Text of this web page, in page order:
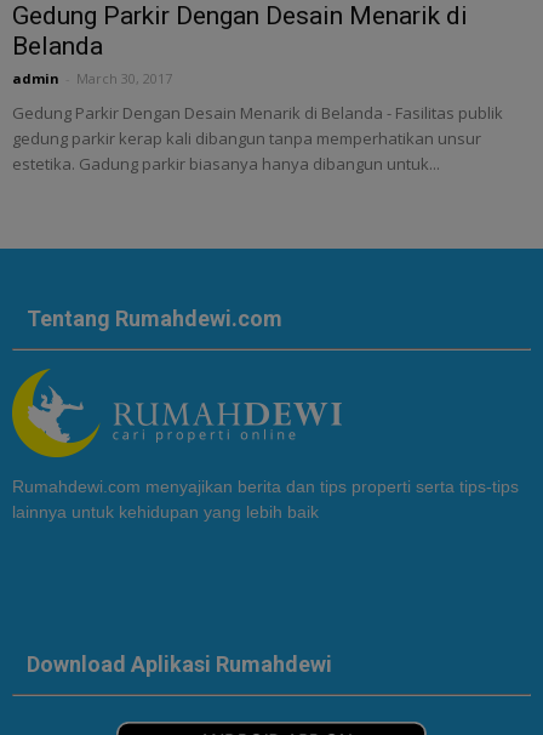
Gedung Parkir Dengan Desain Menarik di
Belanda
admin March 30, 2017
Gedung Parkir Dengan Desain Menarik di Belanda - Fasilitas publik
gedung parkir kerap kali dibangun tanpa memperhatikan unsur
estetika. Gadung parkir biasanya hanya dibangun untuk...
Tentang Rumahdewi.com
Rumahdewi.com menyajikan berita dan tips properti serta tips-tips
lainnya untuk kehidupan yang lebih baik
Download Aplikasi Rumahdewi